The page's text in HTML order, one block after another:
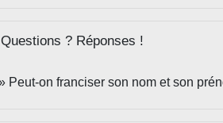
Questions ? Réponses !
Peut-on franciser son nom et son